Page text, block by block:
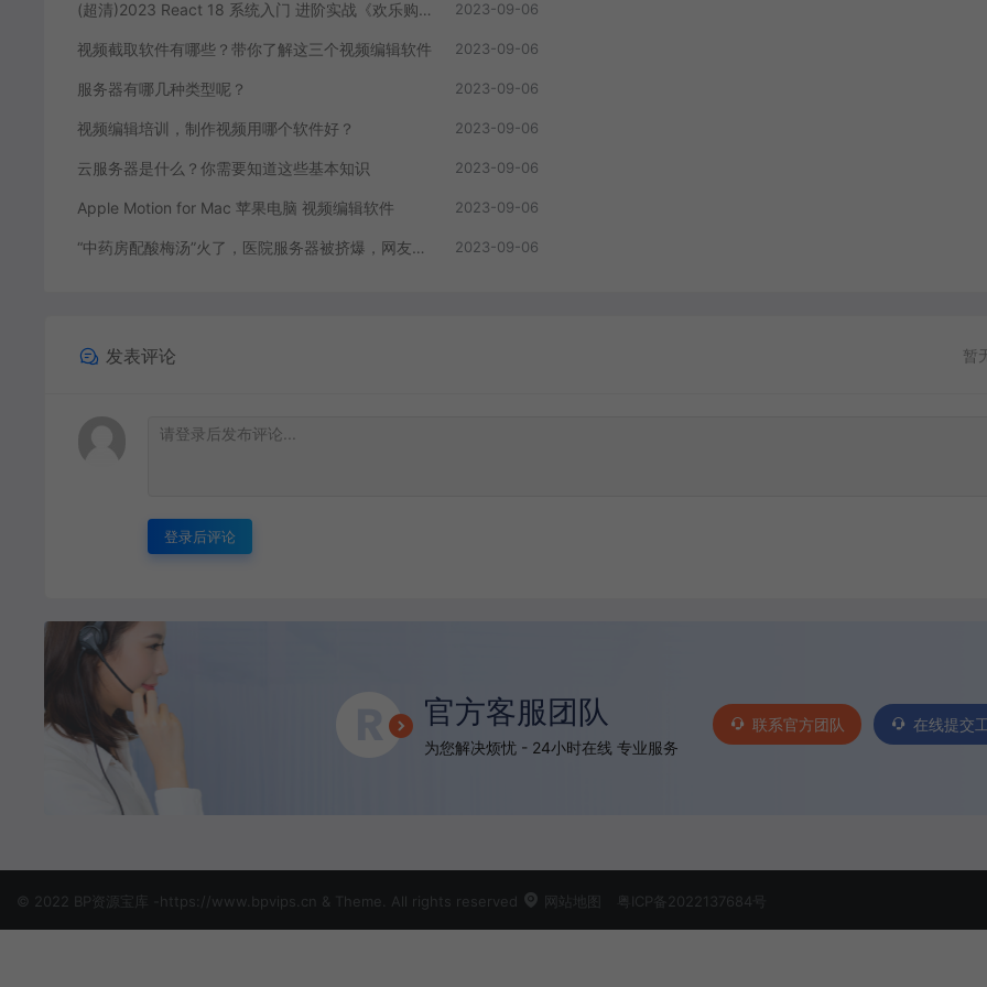
(超清)2023 React 18 系统入门 进阶实战《欢乐购》 2023-09-06
视频截取软件有哪些？带你了解这三个视频编辑软件 2023-09-06
服务器有哪几种类型呢？ 2023-09-06
视频编辑培训，制作视频用哪个软件好？ 2023-09-06
云服务器是什么？你需要知道这些基本知识 2023-09-06
Apple Motion for Mac 苹果电脑 视频编辑软件 2023-09-06
“中药房配酸梅汤”火了，医院服务器被挤爆，网友：更适合中国宝宝体质 2023-09-06
发表评论 暂
登录后评论
官方客服团队
为您解决烦忧 - 24小时在线 专业服务
联系官方团队 在线提交
© 2022 BP资源宝库 -https://www.bpvips.cn & Theme. All rights reserved 网站地图 粤ICP备2022137684号